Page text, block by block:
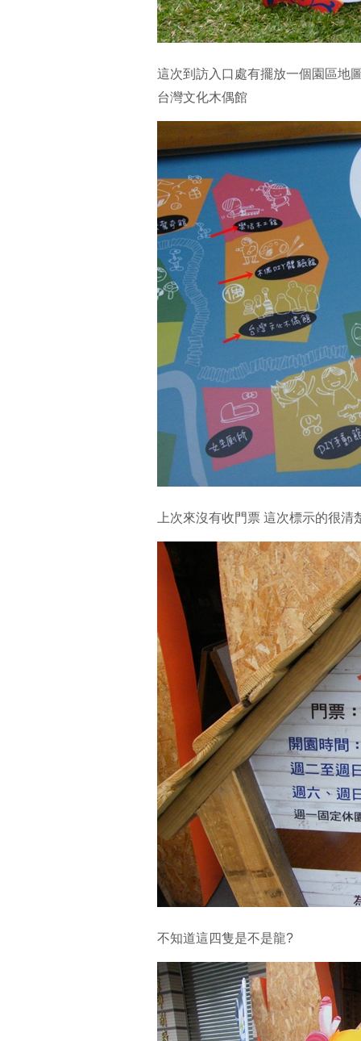
這次到訪入口處有擺放一個園區地
台灣文化木偶館
上次來沒有收門票 這次標示的很
不知道這四隻是不是龍?